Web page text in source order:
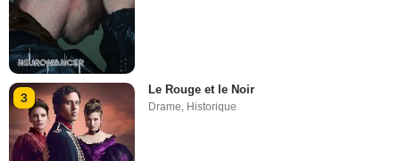
3
Le Rouge et le Noir
Drame Historique